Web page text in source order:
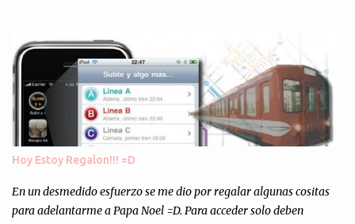
Asi, todos los residuos sonincinerados produciendo lo que los
ambientalistas llaman "La Pesadilla de la Edad Cibernetica". La
transmision es el Domingo 2 de diciembre a las 21:00 hs. Me
parecio muy interesante, no creo que lo pueda ver por la hora, asi
que los comentarios los dejo en sus manos...
Hoy Estoy Regalon!!! =D
En un desmedido esfuerzo se me dio por regalar algunas cositas
para adelantarme a Papa Noel =D. Para acceder solo deben